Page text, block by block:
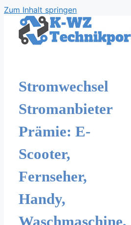
Zum Inhalt springen
Stromwechsel
Stromanbieter
Prämie: E-
Scooter,
Fernseher,
Handy,
Waschmaschine,